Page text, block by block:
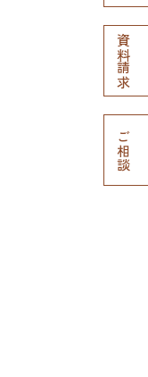
資料請求
ご相談